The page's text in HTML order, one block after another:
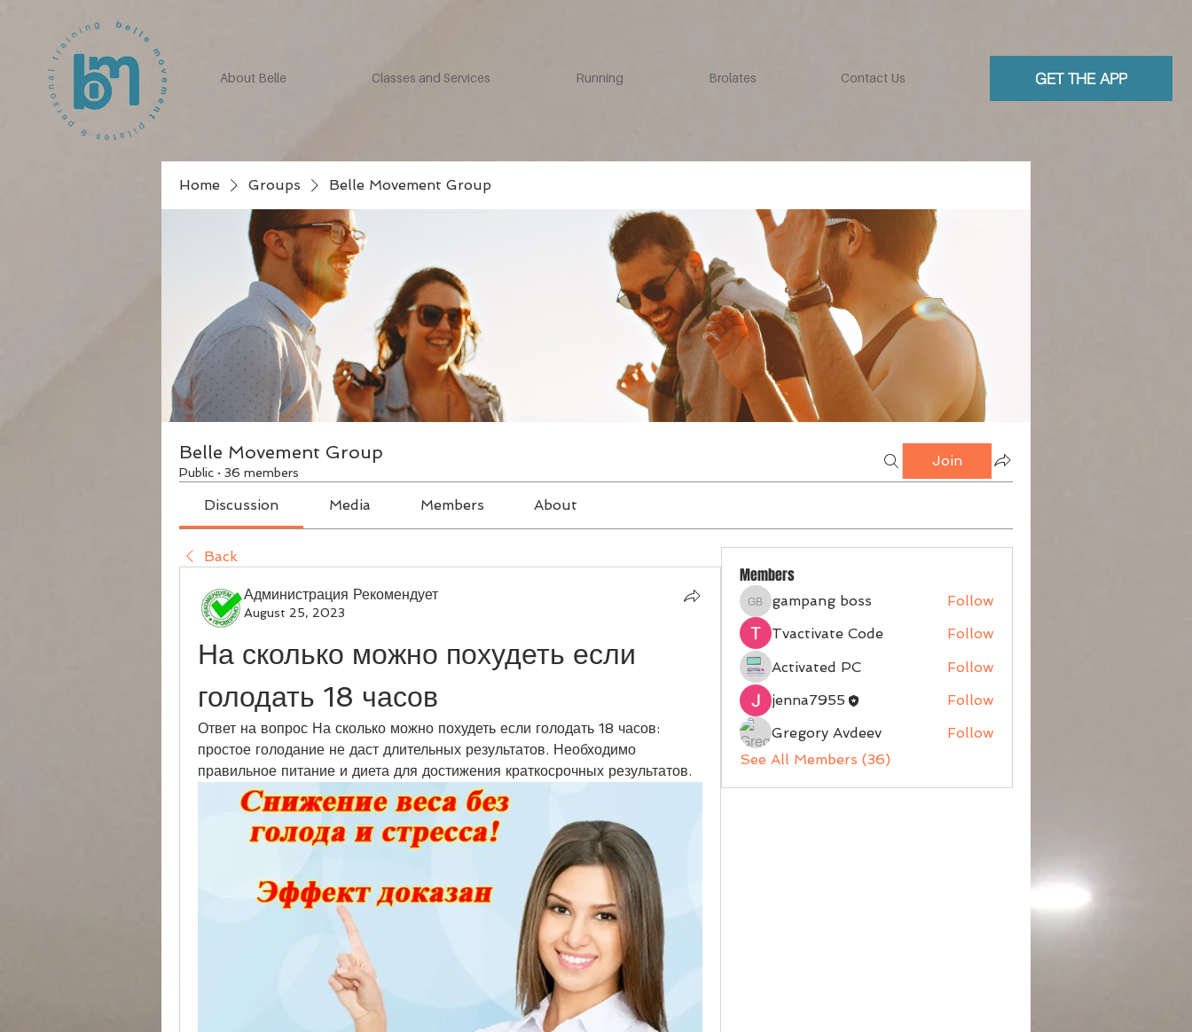
About Belle Classes and Services Running Brolates Contact Us GET THE APP
Home Groups Belle Movement Group
Belle Movement Group
Public · 36 members
Join
Discussion Media Members About
Back
Администрация Рекомендует
August 25, 2023
На сколько можно похудеть если
голодать 18 часов
Ответ на вопрос На сколько можно похудеть если голодать 18 часов:
простое голодание не даст длительных результатов. Необходимо
правильное питание и диета для достижения краткосрочных результатов.
Members
gampang boss
gampang boss
Follow
Tvactivate Code
Follow
Activated PC
Follow
jenna7955
Follow
Gregory Avdeev
Follow
See All Members (36)